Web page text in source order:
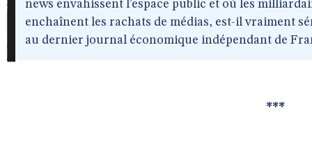
news envahissent l’espace public et où les
enchaînent les rachats de médias, est-il vraiment
au dernier journal économique indépendant de
***